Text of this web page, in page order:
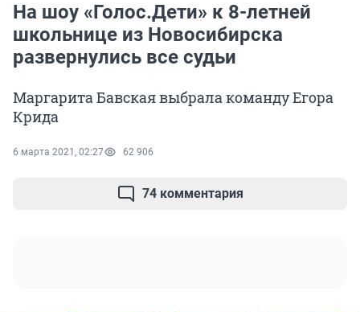
На шоу «Голос.Дети» к 8-летней
школьнице из Новосибирска
развернулись все судьи
Маргарита Бавская выбрала команду Егора
Крида
6 марта 2021, 02:27 62 906
74 комментария